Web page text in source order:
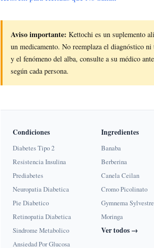
Aviso importante: Kettochi es un suplemento
un medicamento. No reemplaza el diagnóstico
y el fenómeno del alba, consulte a su médico
según cada persona.
Condiciones
Diabetes Tipo 2
Resistencia Insulina
Prediabetes
Neuropatia Diabetica
Pie Diabetico
Retinopatia Diabetica
Sindrome Metabolico
Ansiedad Por Glucosa
Ingredientes
Banaba
Berberina
Canela Ceilan
Cromo Picolinato
Gymnema Sylvestre
Moringa
Ver todos →